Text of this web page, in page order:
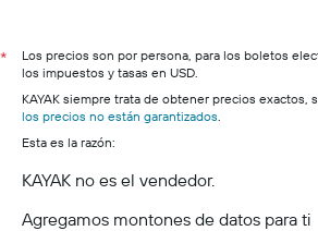
*
Los precios son por persona, para los boletos
los impuestos y tasas en USD.
KAYAK siempre trata de obtener precios exactos,
los precios no están garantizados.
Esta es la razón:
KAYAK no es el vendedor.
Agregamos montones de datos para ti